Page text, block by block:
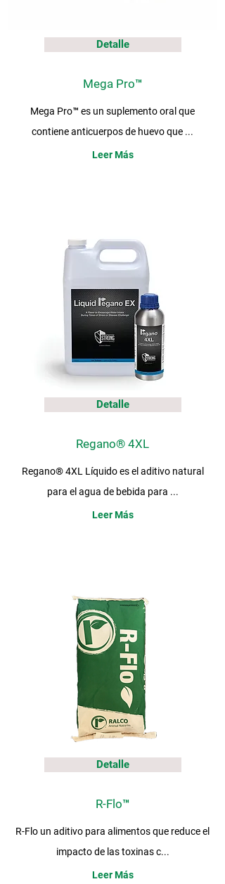
Detalle
Mega Pro™
Mega Pro™ es un suplemento oral que
contiene anticuerpos de huevo que ...
Leer Más
Detalle
Regano® 4XL
Regano® 4XL Líquido es el aditivo natural
para el agua de bebida para ...
Leer Más
Detalle
R-Flo™
R-Flo un aditivo para alimentos que reduce el
impacto de las toxinas c...
Leer Más